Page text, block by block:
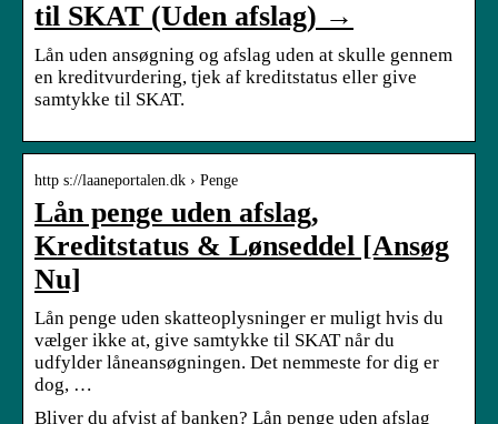
til SKAT (Uden afslag) →
Lån uden ansøgning og afslag uden at skulle gennem
en kreditvurdering, tjek af kreditstatus eller give
samtykke til SKAT.
http s://laaneportalen.dk › Penge
Lån penge uden afslag,
Kreditstatus & Lønseddel [Ansøg
Nu]
Lån penge uden skatteoplysninger er muligt hvis du
vælger ikke at, give samtykke til SKAT når du
udfylder låneansøgningen. Det nemmeste for dig er
dog, …
Bliver du afvist af banken? Lån penge uden afslag